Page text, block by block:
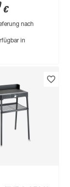
€
nach
in